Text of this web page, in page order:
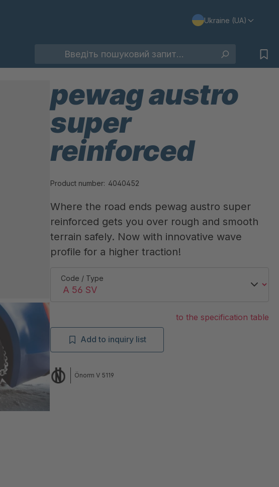
Ukraine (UA)
pewag austro
super
reinforced
Product number: 4040452
Where the road ends pewag austro super
reinforced gets you over rough and smooth
terrain safely. Now with innovative wave
profile for a higher traction!
Code / Type
to the specification table
Add to inquiry list
Önorm V 5119